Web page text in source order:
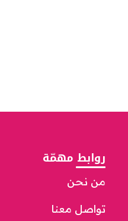
روابط مهمّة
من نحن
تواصل معنا